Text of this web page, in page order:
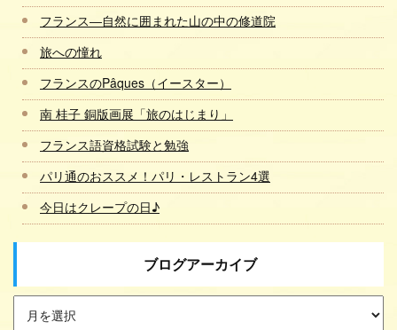
フランス―自然に囲まれた山の中の修道院
旅への憧れ
フランスのPâques（イースター）
南 桂子 銅版画展「旅のはじまり」
フランス語資格試験と勉強
パリ通のおススメ！パリ・レストラン4選
今日はクレープの日♪
ブログアーカイブ